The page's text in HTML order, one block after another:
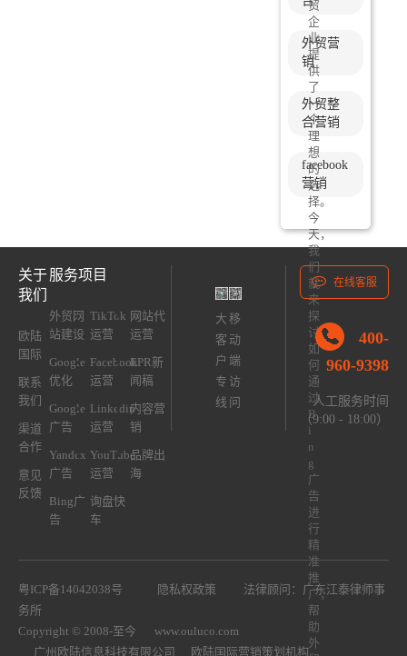
贸
企
业
提
供
了
一
个
理
想
的
选
择。
今
天，
我
们
就
来
探
讨
如
何
通
过
B
i
n
g
广
告
进
行
精
准
推
广，
帮
助
外
外贸营
销
外贸整
合营销
facebook
营销
关于
我们
欧陆
国际
联系
我们
渠道
合作
意见
反馈
服务项目
外贸网
站建设
TikTok
运营
网站代
运营
Google
优化
Facebook
运营
EPR新
闻稿
Google
广告
Linkedin
运营
内容营
销
Yandex
广告
YouTube
运营
品牌出
海
Bing广
告
询盘快
车
大
客
户
专
线
移
动
端
访
问
在线客服
400-
960-9398
人工服务时间
（9:00 - 18:00）
粤ICP备14042038号 隐私权政策 法律顾问：广东江泰律师事
务所
Copyright © 2008-至今
www.ouluco.com
广州欧陆信息科技有限公司
欧陆国际营销策划机构